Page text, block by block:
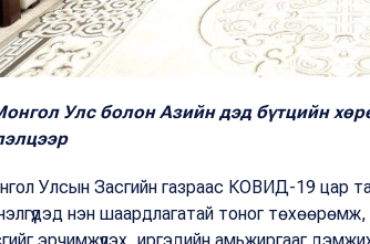
Улс болон Азийн дэд бүтцийн
Улсын Засгийн газраас КОВИД-19 цар
нэн шаардлагатай тоног